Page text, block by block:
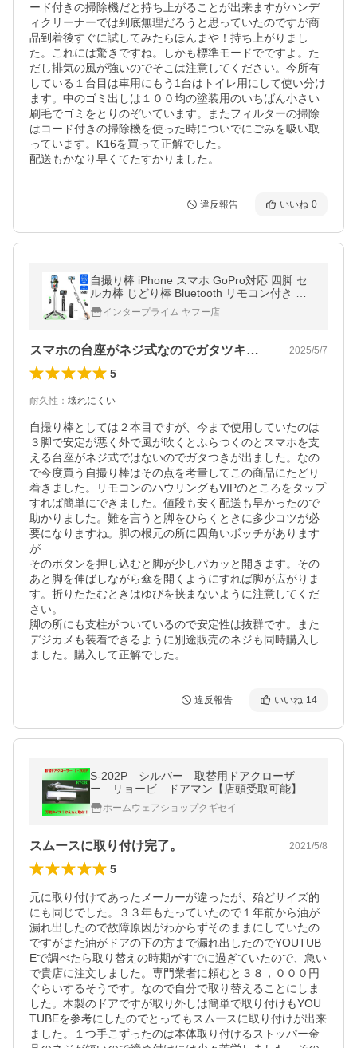
ード付きの掃除機だと持ち上がることが出来ますがハンデ
ィクリーナーでは到底無理だろうと思っていたのですが商
品到着後すぐに試してみたらほんまや！持ち上がりまし
た。これには驚きですね。しかも標準モードでですよ。た
だし排気の風が強いのでそこは注意してください。今所有
している１台目は車用にもう1台はトイレ用にして使い分け
ます。中のゴミ出しは１００均の塗装用のいちばん小さい
刷毛でゴミをとりのぞいています。またフィルターの掃除
はコード付きの掃除機を使った時についでにごみを吸い取
っています。K16を買って正解でした。
配送もかなり早くてたすかりました。
違反報告 いいね 0
自撮り棒 iPhone スマホ GoPro対応 四脚 セ
ルカ棒 じどり棒 Bluetooth リモコン付き 充
電式 自撮り 軽量 四脚スタンド コンパクト
軽量 360度回転可能 三脚
インタープライム ヤフー店
スマホの台座がネジ式なのでガタツキなし。 2025/5/7
5
耐久性 ： 壊れにくい
自撮り棒としては２本目ですが、今まで使用していたのは
３脚で安定が悪く外で風が吹くとふらつくのとスマホを支
える台座がネジ式ではないのでガタつきが出ました。なの
で今度買う自撮り棒はその点を考量してこの商品にたどり
着きました。リモコンのハウリングもVIPのところをタップ
すれば簡単にできました。値段も安く配送も早かったので
助かりました。難を言うと脚をひらくときに多少コツが必
要になりますね。脚の根元の所に四角いボッチがあります
が
そのボタンを押し込むと脚が少しパカッと開きます。その
あと脚を伸ばしながら傘を開くようにすれば脚が広がりま
す。折りたたむときはゆびを挟まないように注意してくだ
さい。
脚の所にも支柱がついているので安定性は抜群です。また
デジカメも装着できるように別途販売のネジも同時購入し
ました。購入して正解でした。
違反報告 いいね 14
S-202P シルバー 取替用ドアクローザ
ー リョービ ドアマン【店頭受取可能】
ホームウェアショップクギセイ
スムースに取り付け完了。 2021/5/8
5
元に取り付けてあったメーカーが違ったが、殆どサイズ的
にも同じでした。３３年もたっていたので１年前から油が
漏れ出したので故障原因がわからずそのままにしていたの
ですがまた油がドアの下の方まで漏れ出したのでYOUTUB
Eで調べたら取り替えの時期がすでに過ぎていたので、急い
で貴店に注文しました。専門業者に頼むと３８，０００円
ぐらいするそうです。なので自分で取り替えることにしま
した。木製のドアですが取り外しは簡単で取り付けもYOU
TUBEを参考にしたのでとってもスムースに取り付けが出来
ました。１つ手こずったのは本体取り付けるストッパー金